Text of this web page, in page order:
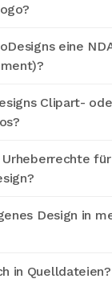
eine
Clipart-
Design in
in Quelldateien?